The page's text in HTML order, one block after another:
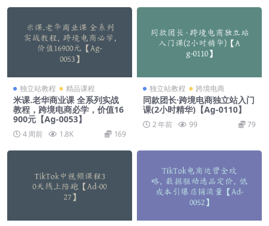
独立站教程 精品课程
米课.老华商业课 全系列实战
教程，跨境电商必学，价值16
900元【Ag-0053】
4 周前 1.8K 169
独立站教程 跨境电商
同款团长·跨境电商独立站入门
课(2小时精华)【Ag-0110】
2 年前 99 79